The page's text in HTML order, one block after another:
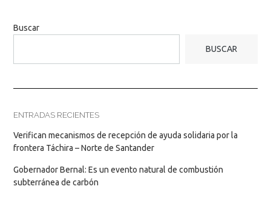
Buscar
BUSCAR
ENTRADAS RECIENTES
Verifican mecanismos de recepción de ayuda solidaria por la
frontera Táchira – Norte de Santander
Gobernador Bernal: Es un evento natural de combustión
subterránea de carbón